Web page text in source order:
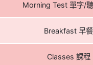
Morning Test 單字/
Breakfast 早餐
Classes 課程